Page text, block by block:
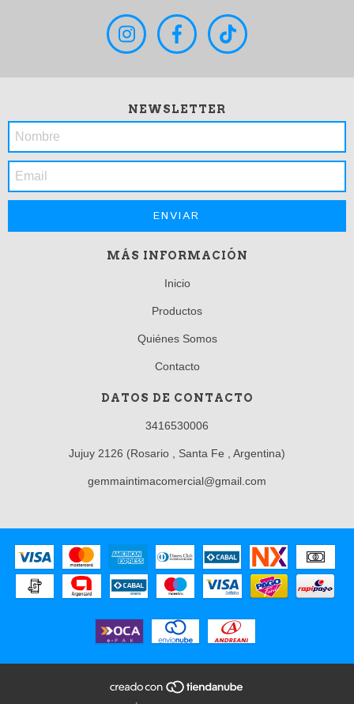
NEWSLETTER
MÁS INFORMACIÓN
Inicio
Productos
Quiénes Somos
Contacto
DATOS DE CONTACTO
3416530006
Jujuy 2126 (Rosario , Santa Fe , Argentina)
gemmaintimacomercial@gmail.com